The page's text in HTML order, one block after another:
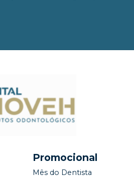
Promocional
Mês do Dentista